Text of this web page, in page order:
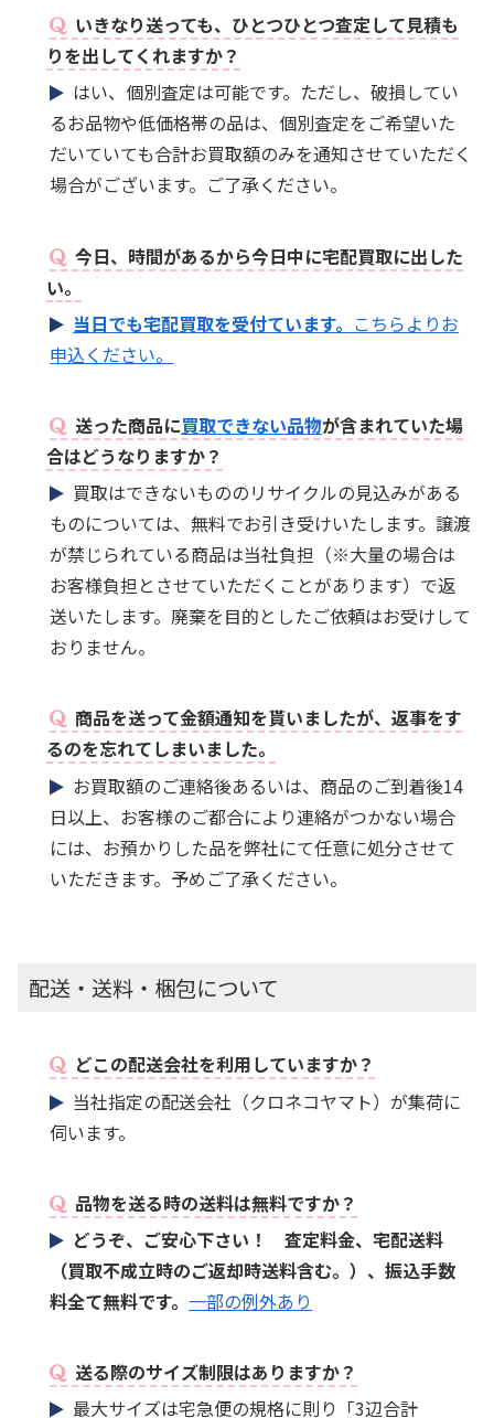
いきなり送っても、ひとつひとつ査定して見積も
りを出してくれますか？
はい、個別査定は可能です。ただし、破損してい
るお品物や低価格帯の品は、個別査定をご希望いた
だいていても合計お買取額のみを通知させていただく
場合がございます。ご了承ください。
今日、時間があるから今日中に宅配買取に出した
い。
当日でも宅配買取を受付ています。 こちらよりお
申込ください。
送った商品に買取できない品物が含まれていた場
合はどうなりますか？
買取はできないもののリサイクルの見込みがある
ものについては、無料でお引き受けいたします。譲渡
が禁じられている商品は当社負担（※大量の場合は
お客様負担とさせていただくことがあります）で返
送いたします。廃棄を目的としたご依頼はお受けして
おりません。
商品を送って金額通知を貰いましたが、返事をす
るのを忘れてしまいました。
お買取額のご連絡後あるいは、商品のご到着後14
日以上、お客様のご都合により連絡がつかない場合
には、お預かりした品を弊社にて任意に処分させて
いただきます。予めご了承ください。
配送・送料・梱包について
どこの配送会社を利用していますか？
当社指定の配送会社（クロネコヤマト）が集荷に
伺います。
品物を送る時の送料は無料ですか？
どうぞ、ご安心下さい！ 査定料金、宅配送料
（買取不成立時のご返却時送料含む。）、振込手数
料全て無料です。 一部の例外あり
送る際のサイズ制限はありますか？
最大サイズは宅急便の規格に則り「3辺合計